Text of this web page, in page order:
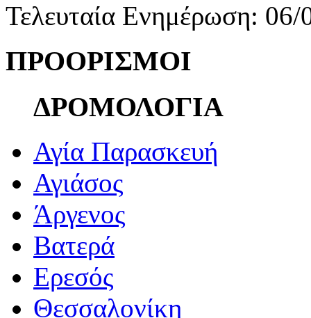
Τελευταία Ενημέρωση:
ΠΡΟΟΡΙΣΜΟΙ
ΔΡΟΜΟΛΟΓΙΑ
Αγία Παρασκευή
Αγιάσος
Άργενος
Βατερά
Ερεσός
Θεσσαλονίκη